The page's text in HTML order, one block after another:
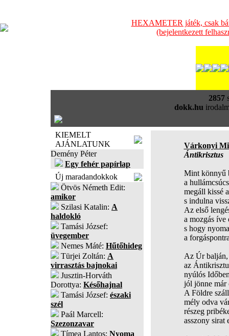
HEXAMETER játék, csak
(bejelentkezett
2857
dokk.hu
KIEMELT
AJÁNLATUNK
Demény Péter
Egy fehér papírlap
Új maradandokkok
Ötvös Németh Edit:
amikor
Szilasi Katalin: A
haldokló
Tamási József:
üvegember
Nemes Máté: Hűtőhideg
Türjei Zoltán: A
virrasztás bajnokai
Jusztin-Horváth
Dorottya: Későhajnal
Tamási József: északi
szél
Paál Marcell:
Szezonzavar
Tímea Lantos: Nyoma
Várkonyi
Ántikrisztus
Mint könnyű
a
megáll kissé
s indulna
Az első
a mozgás íve
s hogy
a
Az Úr balján,
az
nyúlós
jól jönne már
A Földre
mély odva
részeg
asszony sirat